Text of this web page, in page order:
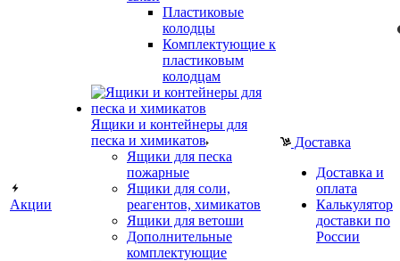
Акции
Пластиковые
колодцы
Комплектующие к
пластиковым
колодцам
Ящики и контейнеры для
песка и химикатов
Ящики для песка
пожарные
Ящики для соли,
реагентов, химикатов
Ящики для ветоши
Дополнительные
комплектующие
Доставка
Доставка и
оплата
Калькулятор
доставки по
России